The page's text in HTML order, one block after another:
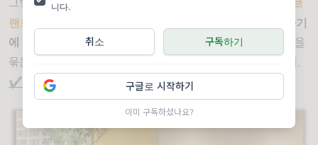
니다.
구독하기
취소
구글로 시작하기
이미 구독하셨나요?
그렇다 보니까
논픽션은 스몰럭셔리로서 선물하기에 좋은 브
랜드로 입소문이 났어
카카오톡 선물하기
에 입점
했고, 핸드워시+핸드크림 or 바디워시+바디로션 등을
묶은
해 홈페이지에 맨상단에 노출시켰어.
✔️
‘인스타그래머블’한 논픽션의 ‘쇼룸’